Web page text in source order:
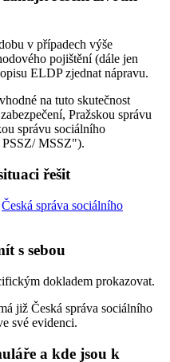
v případech výše
pojištění (dále jen
ELDP zjednat nápravu.
na tuto skutečnost
Pražskou správu
správu sociálního
PSSZ/ MSSZ").
řešit
Česká správa sociálního
s sebou
dokladem prokazovat.
již Česká správa sociálního
své evidenci.
a kde jsou k